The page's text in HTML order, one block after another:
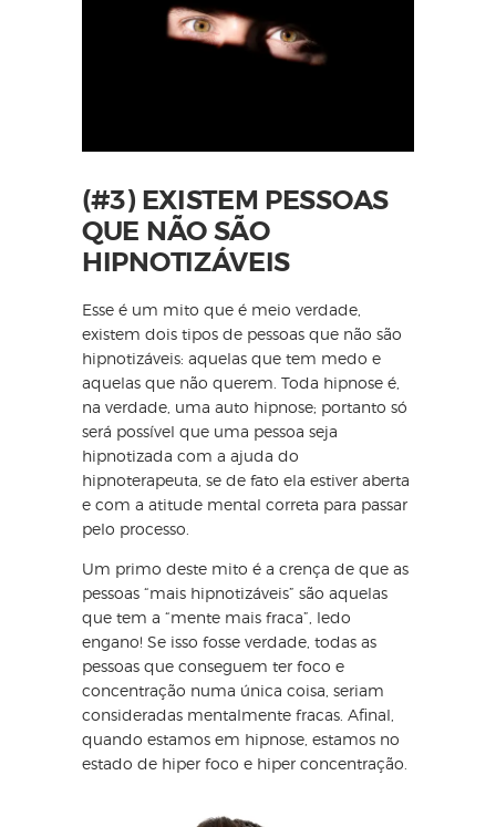
(#3) EXISTEM PESSOAS
QUE NÃO SÃO
HIPNOTIZÁVEIS
Esse é um mito que é meio verdade,
existem dois tipos de pessoas que não são
hipnotizáveis: aquelas que tem medo e
aquelas que não querem. Toda hipnose é,
na verdade, uma auto hipnose; portanto só
será possível que uma pessoa seja
hipnotizada com a ajuda do
hipnoterapeuta, se de fato ela estiver aberta
e com a atitude mental correta para passar
pelo processo.
Um primo deste mito é a crença de que as
pessoas “mais hipnotizáveis” são aquelas
que tem a “mente mais fraca”, ledo
engano! Se isso fosse verdade, todas as
pessoas que conseguem ter foco e
concentração numa única coisa, seriam
consideradas mentalmente fracas. Afinal,
quando estamos em hipnose, estamos no
estado de hiper foco e hiper concentração.